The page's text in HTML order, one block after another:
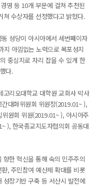
영 등 10개 부문에 걸쳐 추천된
수상자를 선정했다고 밝혔다.
성당이 아시아에서 세번째이자
아낌없는 노력으로 목포성지
중심지로 자리 잡을 수 있게 한
다.
리오대학교 대학원 교회사 박사
대화위원회 위원장(2019.01~ ),
원회 위원(2019.01~ ), 아시아주
), 한국종교지도자협의회 공동대
한 혁신을 통해 숙의 민주주의
, 주민참여 예산제 확대를 비롯
장기반 구축 등 서산시 발전에